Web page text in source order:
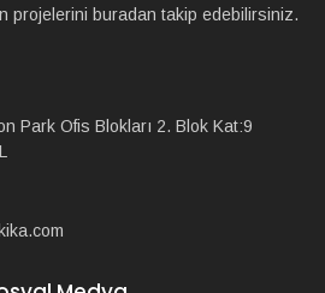
projelerini buradan takip edebilirsiniz.
Park Ofis Blokları 2. Blok Kat:9